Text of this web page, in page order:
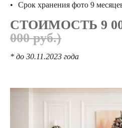
Срок хранения фото 9
СТОИМОСТЬ 9
000 руб.)
* до 30.11.2023 года